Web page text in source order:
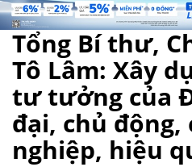
Tổng Bí thư,
Tô Lâm: Xây
tư tưởng của
đại, chủ động,
nghiệp, hiệu